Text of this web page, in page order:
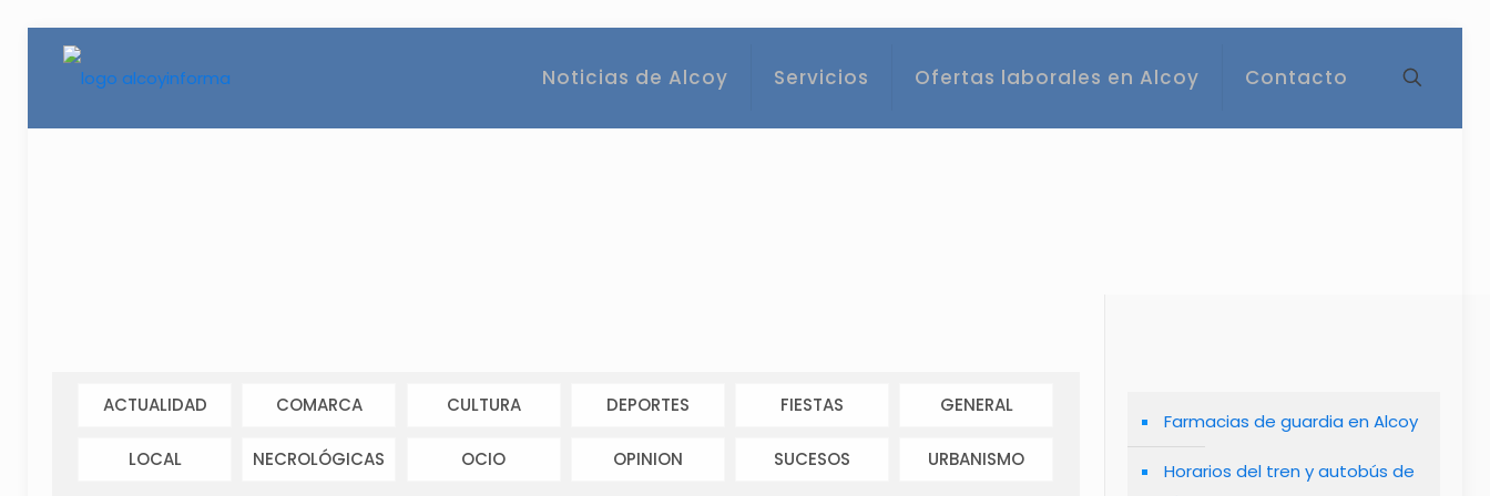
Noticias de Alcoy Servicios Ofertas laborales en Alcoy Contacto
ACTUALIDAD COMARCA CULTURA DEPORTES FIESTAS GENERAL
LOCAL NECROLÓGICAS OCIO OPINION SUCESOS URBANISMO
Farmacias de guardia en Alcoy
Horarios del tren y autobús de